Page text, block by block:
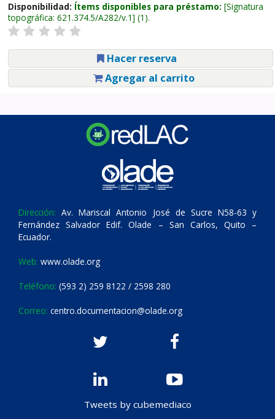
Disponibilidad: Ítems disponibles para préstamo: Signatura
topográfica: 621.374.5/A282/v.1 (1).
Hacer reserva
Agregar al carrito
Dirección: Av. Mariscal Antonio José de Sucre N58-63 y
Fernández Salvador Edif. Olade – San Carlos, Quito –
Ecuador.
Web: www.olade.org
Teléfono: (593 2) 259 8122 / 2598 280
Correo: centro.documentacion@olade.org
Tweets by cubemediaco